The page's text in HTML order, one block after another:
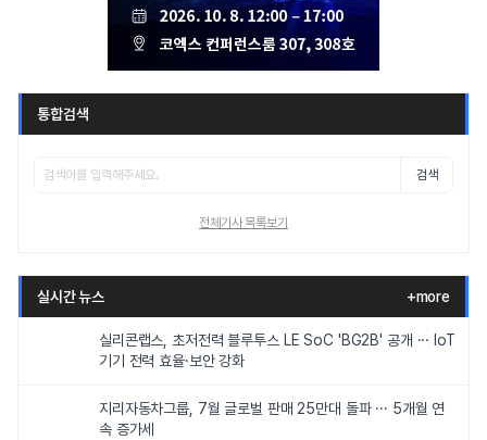
통합검색
검색
전체기사 목록보기
실시간 뉴스 +more
실리콘랩스, 초저전력 블루투스 LE SoC 'BG2B' 공개 ··· IoT
기기 전력 효율·보안 강화
지리자동차그룹, 7월 글로벌 판매 25만대 돌파 ··· 5개월 연
속 증가세